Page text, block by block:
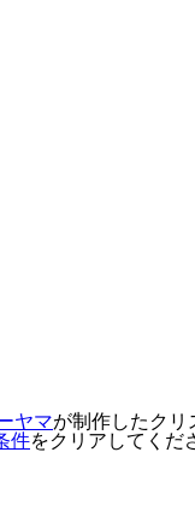
ヤマが制作したクリ
件をクリアしてくだ